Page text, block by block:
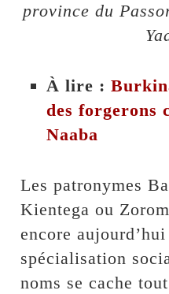
province du
À lire :
des forgerons
Naaba
Les patronymes
Kientega ou
encore
spécialisation
noms se cache